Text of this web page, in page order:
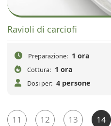
Ravioli di carciofi
Preparazione: 1 ora
Cottura: 1 ora
Dosi per: 4 persone
11 12 13 14